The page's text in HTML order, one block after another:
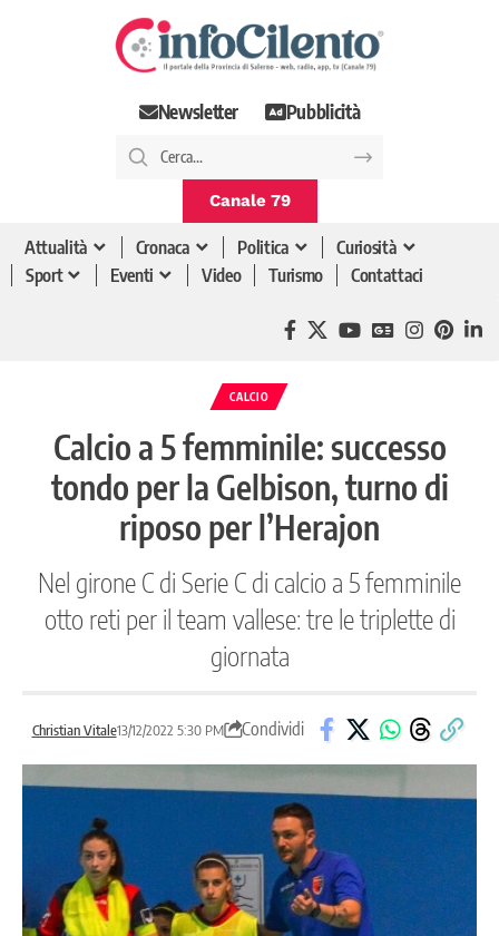
Newsletter Pubblicità
Canale 79
Attualità Cronaca Politica
Curiosità
Sport
Eventi Video Turismo Contattaci
CALCIO
Calcio a 5 femminile: successo
tondo per la Gelbison, turno di
riposo per l’Herajon
Nel girone C di Serie C di calcio a 5 femminile
otto reti per il team vallese: tre le triplette di
giornata
Christian Vitale13/12/2022 5:30 PM Condividi